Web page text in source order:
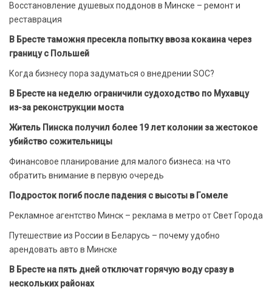
Восстановление душевых поддонов в Минске – ремонт и
реставрация
В Бресте таможня пресекла попытку ввоза кокаина через
границу с Польшей
Когда бизнесу пора задуматься о внедрении SOC?
В Бресте на неделю ограничили судоходство по Мухавцу
из-за реконструкции моста
Житель Пинска получил более 19 лет колонии за жестокое
убийство сожительницы
Финансовое планирование для малого бизнеса: на что
обратить внимание в первую очередь
Подросток погиб после падения с высоты в Гомеле
Рекламное агентство Минск – реклама в метро от Свет Города
Путешествие из России в Беларусь – почему удобно
арендовать авто в Минске
В Бресте на пять дней отключат горячую воду сразу в
нескольких районах